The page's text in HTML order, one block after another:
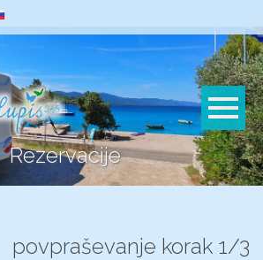
Rezervacije
povpraševanje korak 1/3